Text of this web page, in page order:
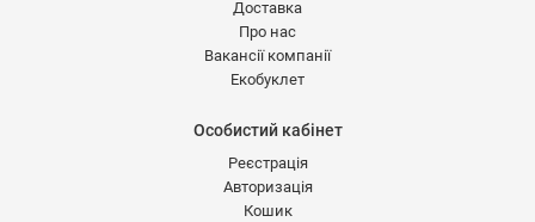
Доставка
Про нас
Вакансії компанії
Екобуклет
Особистий кабінет
Реєстрація
Авторизація
Кошик